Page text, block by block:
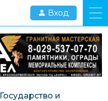
Вход
Государство и